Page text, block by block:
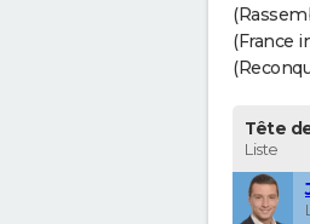
(France
Tête
Liste